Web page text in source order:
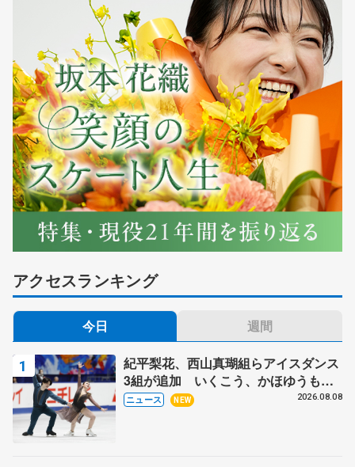
アクセスランキング
今日 週間
紀平梨花、西山真瑚組らアイスダンス
3組が追加 いくこう、かほゆうも、
木下グループ杯
ニュース NEW 2026.08.08